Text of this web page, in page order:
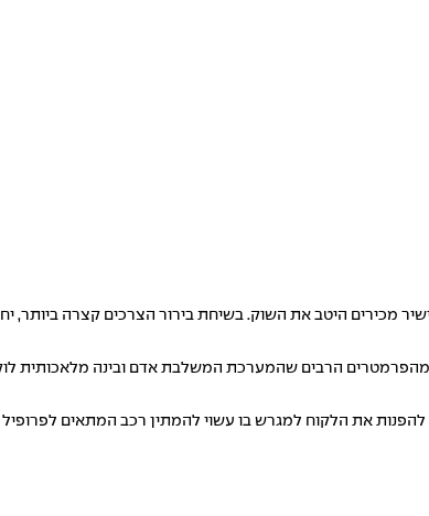
מכירים היטב את השוק. בשיחת בירור הצרכים קצרה ביותר,
הרבים שהמערכת המשלבת אדם ובינה מלאכותית
את הלקוח למגרש בו עשוי להמתין רכב המתאים